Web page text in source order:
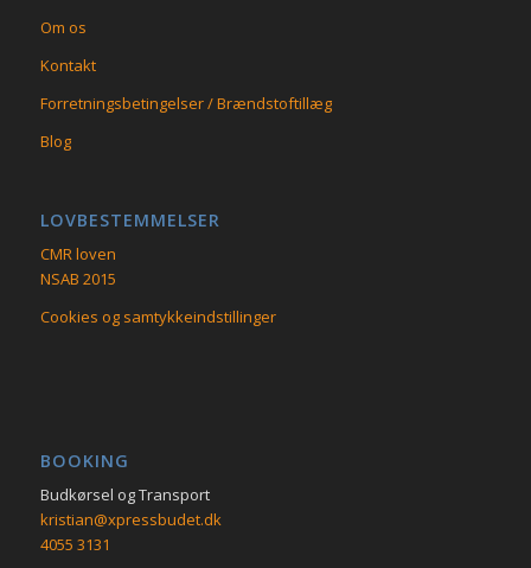
Om os
Kontakt
Forretningsbetingelser / Brændstoftillæg
Blog
LOVBESTEMMELSER
CMR loven
NSAB 2015
Cookies og samtykkeindstillinger
BOOKING
Budkørsel og Transport
kristian@xpressbudet.dk
4055 3131